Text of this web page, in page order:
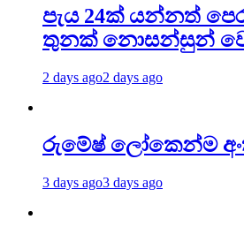
පැය 24ක් යන්නත්
තුනක් නොසන්සුන්
2 days ago2 days ago
රුමේෂ් ලෝකෙන්ම
3 days ago3 days ago